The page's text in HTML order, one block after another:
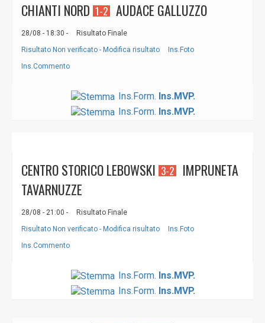
CHIANTI NORD 1-2 AUDACE GALLUZZO
28/08 - 18:30 -
Risultato Finale
Risultato Non verificato - Modifica risultato
Ins.Foto
Ins.Commento
Ins.Form. Ins.MVP.
Ins.Form. Ins.MVP.
CENTRO STORICO LEBOWSKI 3-2
IMPRUNETA
TAVARNUZZE
28/08 - 21:00 -
Risultato Finale
Risultato Non verificato - Modifica risultato
Ins.Foto
Ins.Commento
Ins.Form. Ins.MVP.
Ins.Form. Ins.MVP.